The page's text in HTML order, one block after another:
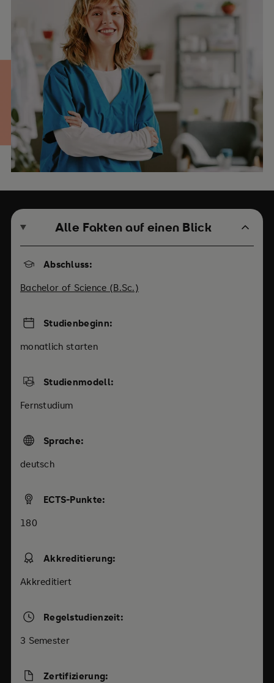
Alle Fakten auf einen Blick
Abschluss:
Bachelor of Science (B.Sc.)
Studienbeginn:
monatlich starten
Studienmodell:
Fernstudium
Sprache:
deutsch
ECTS-Punkte:
180
Akkreditierung:
Akkreditiert
Regelstudienzeit:
3 Semester
Zertifizierung: